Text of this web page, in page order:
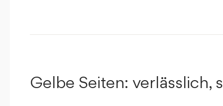
Gelbe Seiten: verlässlich,